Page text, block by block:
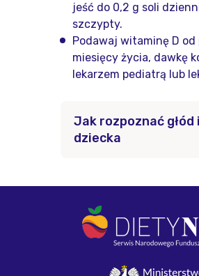
jeść do 0,2 g soli
szczypty.
Podawaj witaminę D
miesięcy życia, dawkę
lekarzem pediatrą lub
Jak rozpoznać głód
dziecka